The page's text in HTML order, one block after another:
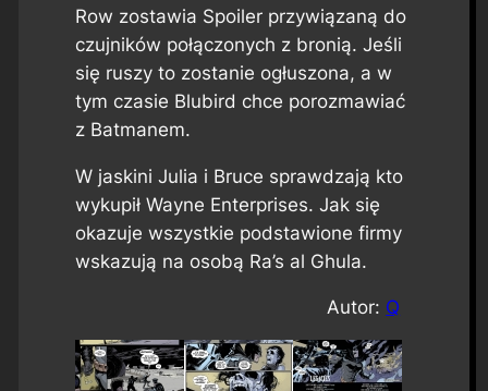
Row zostawia Spoiler przywiązaną do
czujników połączonych z bronią. Jeśli
się ruszy to zostanie ogłuszona, a w
tym czasie Blubird chce porozmawiać
z Batmanem.
W jaskini Julia i Bruce sprawdzają kto
wykupił Wayne Enterprises. Jak się
okazuje wszystkie podstawione firmy
wskazują na osobą Ra’s al Ghula.
Autor: Q